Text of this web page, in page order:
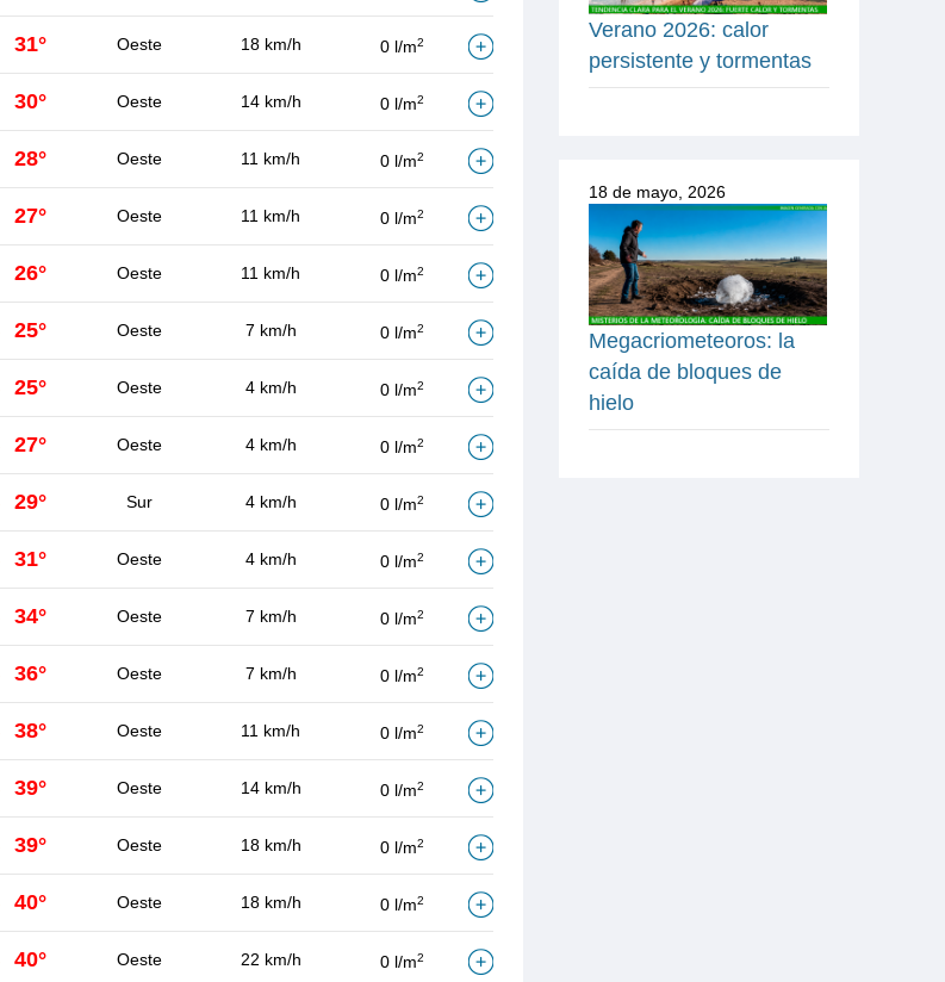
31° Oeste 18 km/h 0 l/m2
30° Oeste 14 km/h 0 l/m2
28° Oeste 11 km/h 0 l/m2
27° Oeste 11 km/h 0 l/m2
26° Oeste 11 km/h 0 l/m2
25° Oeste 7 km/h 0 l/m2
25° Oeste 4 km/h 0 l/m2
27° Oeste 4 km/h 0 l/m2
29° Sur 4 km/h 0 l/m2
31° Oeste 4 km/h 0 l/m2
34° Oeste 7 km/h 0 l/m2
36° Oeste 7 km/h 0 l/m2
38° Oeste 11 km/h 0 l/m2
39° Oeste 14 km/h 0 l/m2
39° Oeste 18 km/h 0 l/m2
40° Oeste 18 km/h 0 l/m2
40° Oeste 22 km/h 0 l/m2
Verano 2026: calor
persistente y tormentas
18 de mayo, 2026
Megacriometeoros: la
caída de bloques de
hielo